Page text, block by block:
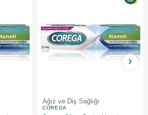
Ağız ve Diş Sağlığı
COREGA